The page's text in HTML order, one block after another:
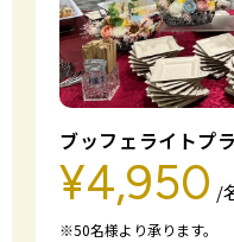
ブッフェライトプ
¥4,950 /
※50名様より承ります。